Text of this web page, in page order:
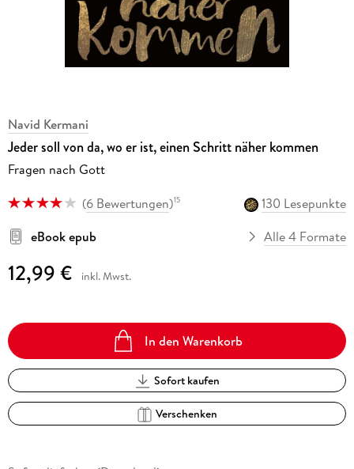
Navid Kermani
Jeder soll von da, wo er ist, einen Schritt näher kommen
Fragen nach Gott
(6 Bewertungen)15
130 Lesepunkte
eBook epub
Alle 4 Formate
12,99 € inkl. Mwst.
In den Warenkorb
Sofort kaufen
Verschenken